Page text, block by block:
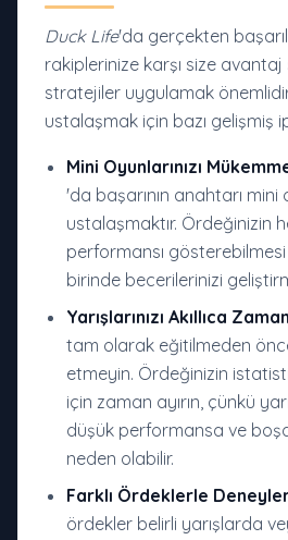
Duck Life'da gerçekten
rakiplerinize karşı size
stratejiler uygulamak
ustalaşmak için bazı gelişmiş
Mini Oyunlarınızı
'da başarının anahtarı
ustalaşmaktır. Ördeğinizin
performansı
birinde becerilerinizi
Yarışlarınızı Akıllıca
tam olarak eğitilmeden
etmeyin. Ördeğinizin
için zaman ayırın, çünkü
düşük performansa ve
neden olabilir.
Farklı Ördeklerle
ördekler belirli yarışlarda